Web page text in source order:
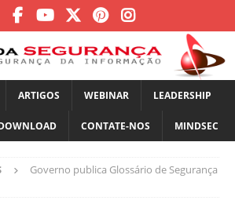
ARTIGOS WEBINAR LEADERSHIP
CONTATE-NOS MINDSEC
Governo publica Glossário de Segurança